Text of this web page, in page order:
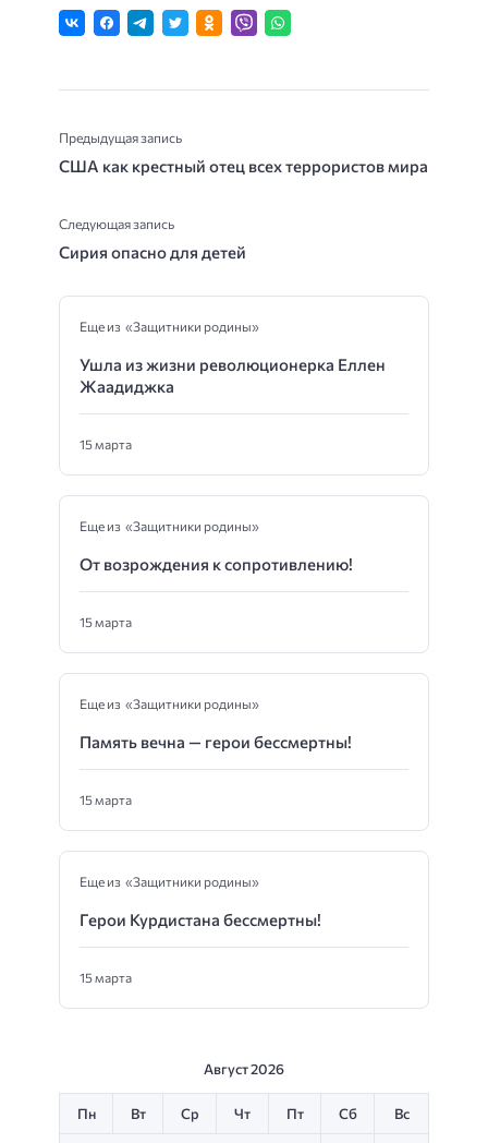
Предыдущая запись
США как крестный отец всех террористов мира
Следующая запись
Сирия опасно для детей
Еще из «Защитники родины»
Ушла из жизни революционерка Еллен
Жаадиджка
15 марта
Еще из «Защитники родины»
От возрождения к сопротивлению!
15 марта
Еще из «Защитники родины»
Память вечна — герои бессмертны!
15 марта
Еще из «Защитники родины»
Герои Курдистана бессмертны!
15 марта
Август 2026
Пн Вт Ср Чт Пт Сб Вс